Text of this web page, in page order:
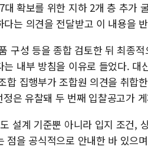
확보를 위한 지하 2개 층 추가
는 의견을 전달받고 이 내용을
구성 등을 종합 검토한 뒤 최종
내부 방침을 이유로 들었다. 대
합 집행부가 조합원 의견을 취합
은 유찰돼 두 번째 입찰공고가
설계 기준뿐 아니라 입지 조건,
점을 공식적으로 안내한 바 있으